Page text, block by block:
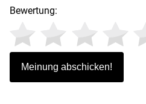
Bewertung: